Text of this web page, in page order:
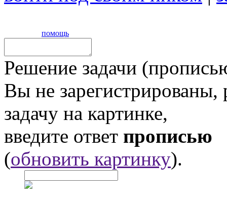
помощь
Решение задачи
Вы не
задачу на картинке,
введите ответ прописью
(обновить картинку).